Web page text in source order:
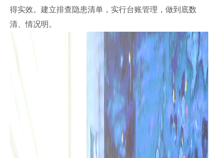
得实效。建立排查隐患清单，实行台账管理，做到底数
清、情况明。